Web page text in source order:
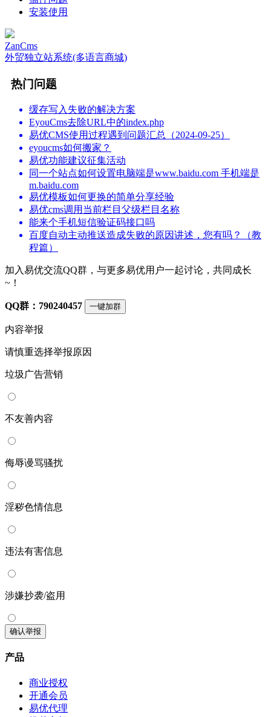
安装使用
ZanCms
外贸独立站系统(多语言商城)
热门问题
缓存写入失败的解决方案
EyouCms去除URL中的index.php
易优CMS使用过程遇到问题汇总（2024-09-25）
eyoucms如何搬家？
易优功能建议征集活动
同一个站点如何设置电脑端是www.baidu.com 手机端是
m.baidu.com
易优模板如何更换的简单分享经验
易优cms调用当前栏目父级栏目名称
能来个手机短信验证码接口吗
百度自动主动推送造成失败的原因讲述，您有吗？（教
程篇）
加入易优交流QQ群，与更多易优用户一起讨论，共同成长
~！
QQ群：790240457 一键加群
内容举报
请慎重选择举报原因
垃圾广告营销
不友善内容
侮辱谩骂骚扰
淫秽色情信息
违法有害信息
涉嫌抄袭/盗用
确认举报
产品
商业授权
开通会员
易优代理